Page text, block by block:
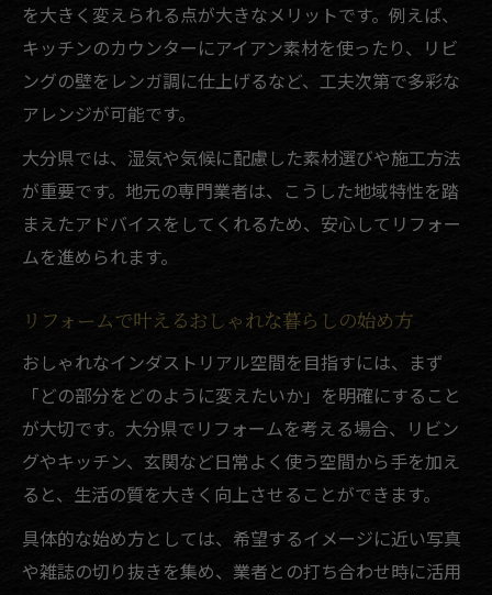
を大きく変えられる点が大きなメリットです。例えば、
キッチンのカウンターにアイアン素材を使ったり、リビ
ングの壁をレンガ調に仕上げるなど、工夫次第で多彩な
アレンジが可能です。
大分県では、湿気や気候に配慮した素材選びや施工方法
が重要です。地元の専門業者は、こうした地域特性を踏
まえたアドバイスをしてくれるため、安心してリフォー
ムを進められます。
リフォームで叶えるおしゃれな暮らしの始め方
おしゃれなインダストリアル空間を目指すには、まず
「どの部分をどのように変えたいか」を明確にすること
が大切です。大分県でリフォームを考える場合、リビン
グやキッチン、玄関など日常よく使う空間から手を加え
ると、生活の質を大きく向上させることができます。
具体的な始め方としては、希望するイメージに近い写真
や雑誌の切り抜きを集め、業者との打ち合わせ時に活用